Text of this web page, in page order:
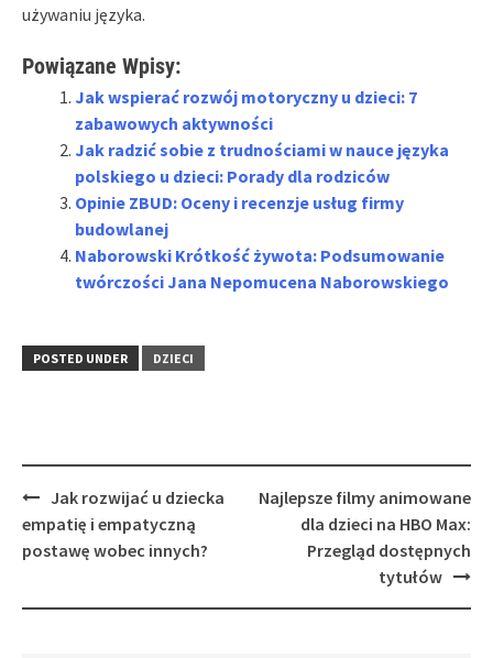
używaniu języka.
Powiązane Wpisy:
Jak wspierać rozwój motoryczny u dzieci: 7
zabawowych aktywności
Jak radzić sobie z trudnościami w nauce języka
polskiego u dzieci: Porady dla rodziców
Opinie ZBUD: Oceny i recenzje usług firmy
budowlanej
Naborowski Krótkość żywota: Podsumowanie
twórczości Jana Nepomucena Naborowskiego
POSTED UNDER DZIECI
Post
navigation
Jak rozwijać u dziecka
empatię i empatyczną
postawę wobec innych?
Najlepsze filmy animowane
dla dzieci na HBO Max:
Przegląd dostępnych
tytułów